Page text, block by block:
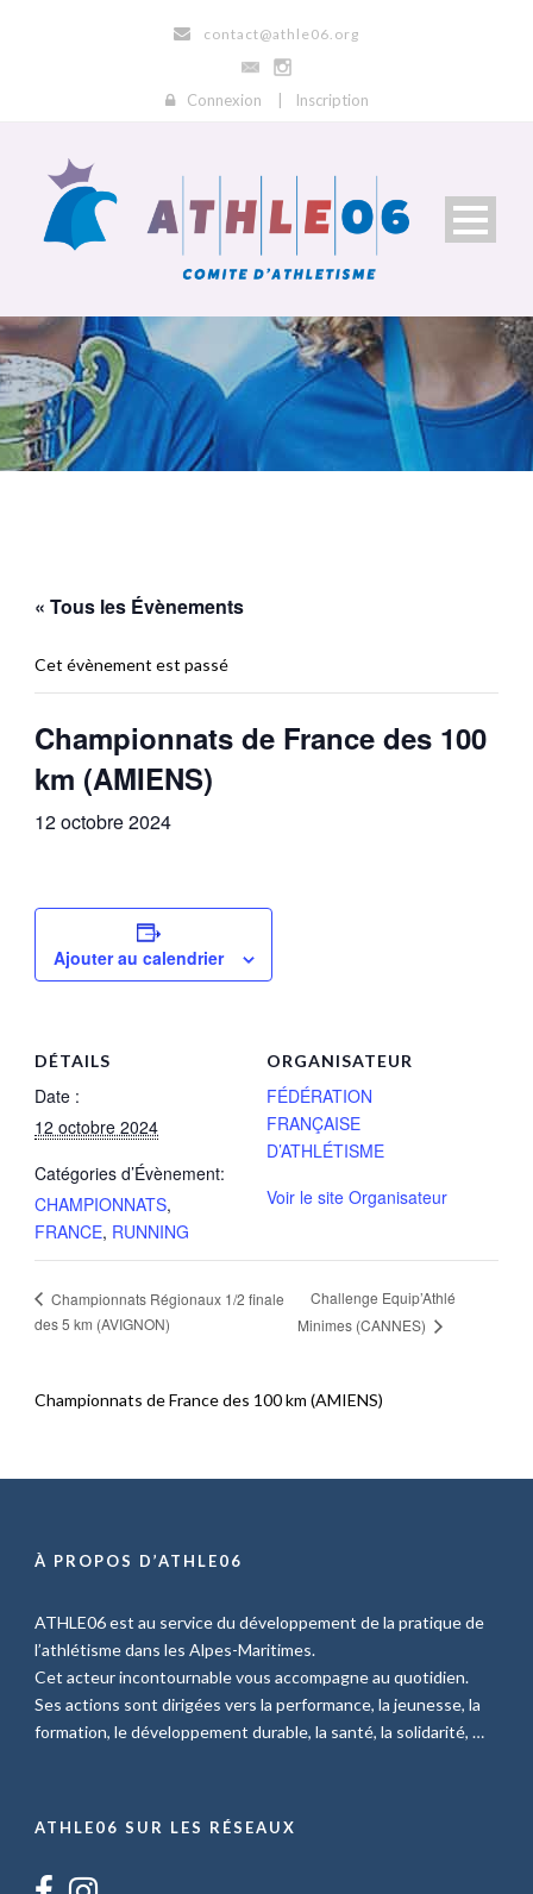
contact@athle06.org
Connexion Inscription
« Tous les Évènements
Cet évènement est passé
Championnats de France des 100
km (AMIENS)
12 octobre 2024
Ajouter au calendrier
DÉTAILS
Date :
12 octobre 2024
Catégories d’Évènement:
CHAMPIONNATS,
FRANCE, RUNNING
ORGANISATEUR
FÉDÉRATION
FRANÇAISE
D’ATHLÉTISME
Voir le site Organisateur
Championnats Régionaux 1/2 finale
des 5 km (AVIGNON)
Challenge Equip’Athlé
Minimes (CANNES)
Championnats de France des 100 km (AMIENS)
À PROPOS D’ATHLE06
ATHLE06 est au service du développement de la pratique de
l’athlétisme dans les Alpes-Maritimes.
Cet acteur incontournable vous accompagne au quotidien.
Ses actions sont dirigées vers la performance, la jeunesse, la
formation, le développement durable, la santé, la solidarité, …
ATHLE06 SUR LES RÉSEAUX